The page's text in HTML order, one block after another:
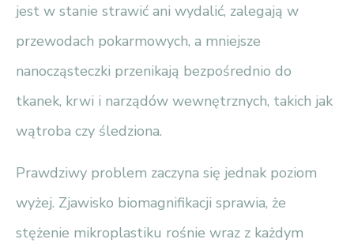
jest w stanie strawić ani wydalić, zalegają w
przewodach pokarmowych, a mniejsze
nanocząsteczki przenikają bezpośrednio do
tkanek, krwi i narządów wewnętrznych, takich jak
wątroba czy śledziona.
Prawdziwy problem zaczyna się jednak poziom
wyżej. Zjawisko biomagnifikacji sprawia, że
stężenie mikroplastiku rośnie wraz z każdym